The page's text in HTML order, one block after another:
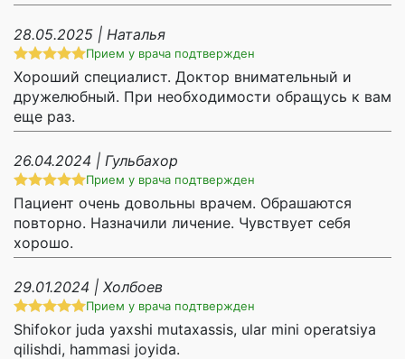
28.05.2025 | Наталья
Прием у врача подтвержден
Хороший специалист. Доктор внимательный и
дружелюбный. При необходимости обращусь к вам
еще раз.
26.04.2024 | Гульбахор
Прием у врача подтвержден
Пациент очень довольны врачем. Обрашаются
повторно. Назначили личение. Чувствует себя
хорошо.
29.01.2024 | Холбоев
Прием у врача подтвержден
Shifokor juda yaxshi mutaxassis, ular mini operatsiya
qilishdi, hammasi joyida.